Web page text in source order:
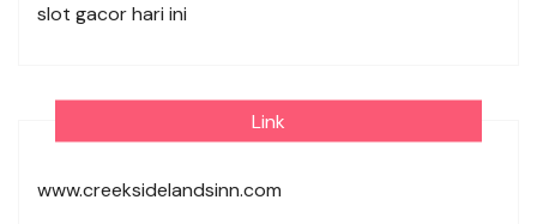
slot gacor hari ini
Link
www.creeksidelandsinn.com